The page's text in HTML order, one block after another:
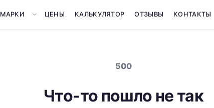
МАРКИ ЦЕНЫ КАЛЬКУЛЯТОР ОТЗЫВЫ КОНТАКТЫ
500
Что-то пошло не так